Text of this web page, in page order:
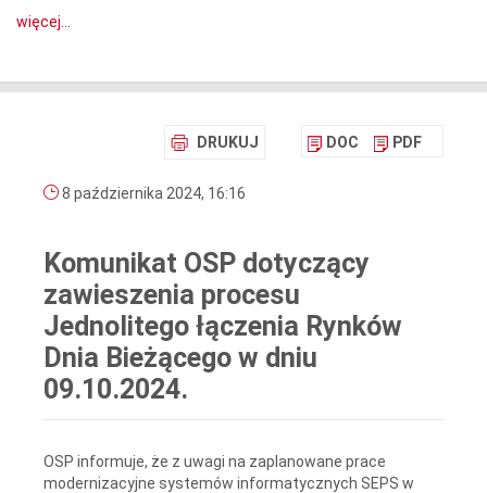
więcej...
DRUKUJ DOC PDF
8 października 2024, 16:16
Komunikat OSP dotyczący
zawieszenia procesu
Jednolitego łączenia Rynków
Dnia Bieżącego w dniu
09.10.2024.
OSP informuje, że z uwagi na zaplanowane prace
modernizacyjne systemów informatycznych SEPS w